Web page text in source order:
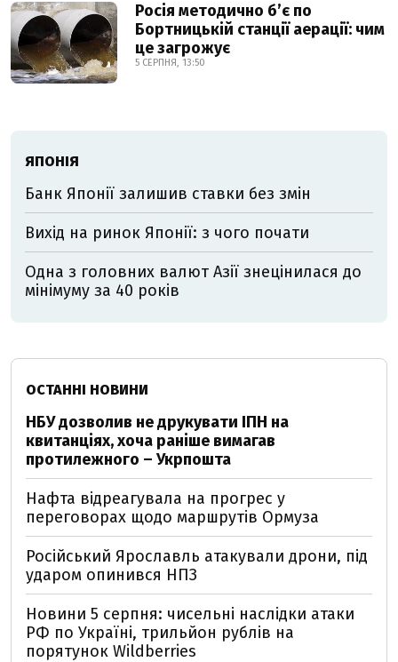
Росія методично б’є по
Бортницькій станції аерації: чим
це загрожує
5 СЕРПНЯ, 13:50
ЯПОНІЯ
Банк Японії залишив ставки без змін
Вихід на ринок Японії: з чого почати
Одна з головних валют Азії знецінилася до
мінімуму за 40 років
ОСТАННІ НОВИНИ
НБУ дозволив не друкувати ІПН на
квитанціях, хоча раніше вимагав
протилежного – Укрпошта
Нафта відреагувала на прогрес у
переговорах щодо маршрутів Ормуза
Російський Ярославль атакували дрони, під
ударом опинився НПЗ
Новини 5 серпня: чисельні наслідки атаки
РФ по Україні, трильйон рублів на
порятунок Wildberries